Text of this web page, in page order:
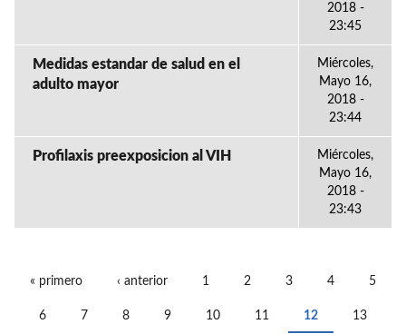
2018 -
23:45
Medidas estandar de salud en el
adulto mayor
Miércoles,
Mayo 16,
2018 -
23:44
Profilaxis preexposicion al VIH
Miércoles,
Mayo 16,
2018 -
23:43
« primero ‹ anterior 1 2 3 4 5
6 7 8 9 10 11 12 13